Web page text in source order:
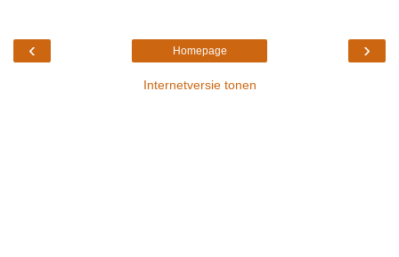
‹ ›
Homepage
Internetversie tonen